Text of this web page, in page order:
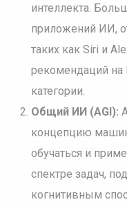
интеллекта.
приложений ИИ,
таких как Siri и
рекомендаций на
категории.
Общий ИИ (AGI):
концепцию
обучаться и
спектре задач,
когнитивным